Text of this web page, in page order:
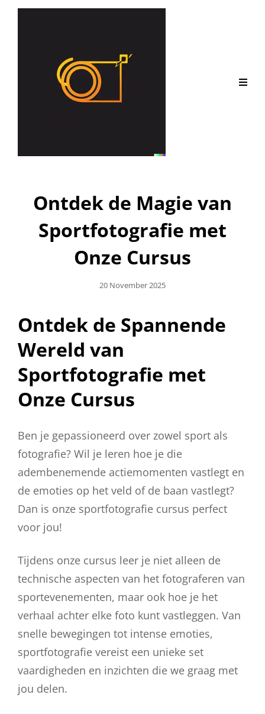
Ontdek de Magie van
Sportfotografie met
Onze Cursus
Geplaatst
20 November 2025
Ontdek de Spannende
Wereld van
Sportfotografie met
Onze Cursus
Ben je gepassioneerd over zowel sport als
fotografie? Wil je leren hoe je die
adembenemende actiemomenten vastlegt en
de emoties op het veld of de baan vastlegt?
Dan is onze sportfotografie cursus perfect
voor jou!
Tijdens onze cursus leer je niet alleen de
technische aspecten van het fotograferen van
sportevenementen, maar ook hoe je het
verhaal achter elke foto kunt vastleggen. Van
snelle bewegingen tot intense emoties,
sportfotografie vereist een unieke set
vaardigheden en inzichten die we graag met
jou delen.